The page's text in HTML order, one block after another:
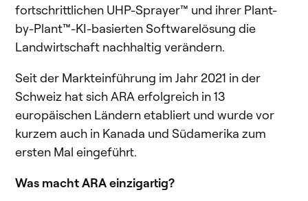
fortschrittlichen UHP-Sprayer™ und ihrer Plant-
by-Plant™-KI-basierten Softwarelösung die
Landwirtschaft nachhaltig verändern.
Seit der Markteinführung im Jahr 2021 in der
Schweiz hat sich ARA erfolgreich in 13
europäischen Ländern etabliert und wurde vor
kurzem auch in Kanada und Südamerika zum
ersten Mal eingeführt.
Was macht ARA einzigartig?